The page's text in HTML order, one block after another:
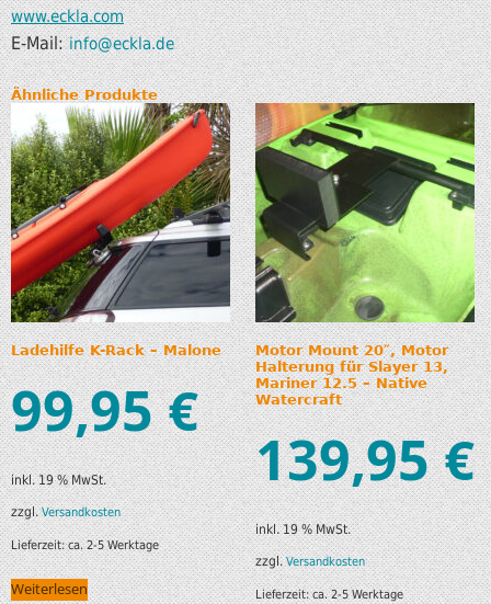
www.eckla.com
E-Mail:info@eckla.de
Ähnliche Produkte
Ladehilfe K-Rack – Malone
99,95€
inkl. 19 % MwSt.
zzgl.Versandkosten
Lieferzeit:ca. 2-5 Werktage
Weiterlesen
Motor Mount 20″, Motor
Halterung für Slayer 13,
Mariner 12.5 – Native
Watercraft
139,95€
inkl. 19 % MwSt.
zzgl.Versandkosten
Lieferzeit:ca. 2-5 Werktage